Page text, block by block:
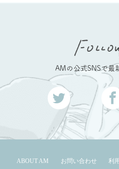
AMの公式SNSで最
ABOUT AM お問い合わせ 利